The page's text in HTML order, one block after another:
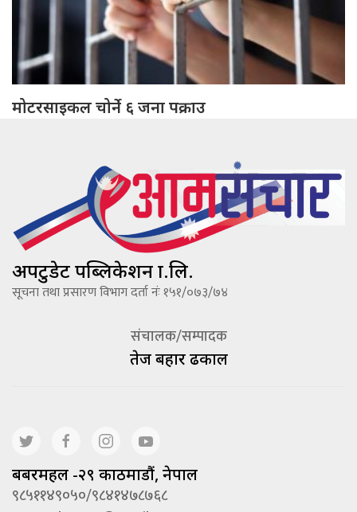
मोटरसाइकल चोर्ने ६ जना पक्राउ
अपटुडेट पब्लिकेशन प्रा.लि.
सूचना तथा प्रसारण विभाग दर्ता नंः १५१/०७३/७४
संचालक/सम्पादक
तेज बहादूर ढकाल
बबरमहल -२९ काठमाडौं, नेपाल
९८५११४९०५०/९८४१४७८७६८